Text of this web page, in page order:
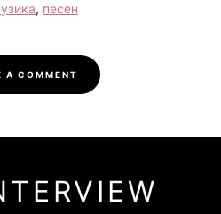
, песен
A COMMENT